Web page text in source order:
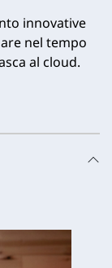
innovative
nel tempo
al cloud.